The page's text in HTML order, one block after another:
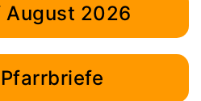
August 2026